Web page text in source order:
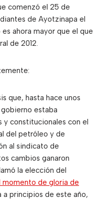
comenzó el 25 de
de Ayotzinapa el
ahora mayor que el que
de 2012.
que, hasta hace unos
estaba
y constitucionales con el
del petróleo y de
al sindicato de
cambios ganaron
la elección del
momento de gloria de
a principios de este año,